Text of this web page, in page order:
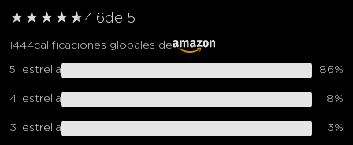
★ ★ ★ ★ ★
★4.6de 5
1444calificaciones globales de
5 estrella 86%
4 estrella 8%
3 estrella 3%